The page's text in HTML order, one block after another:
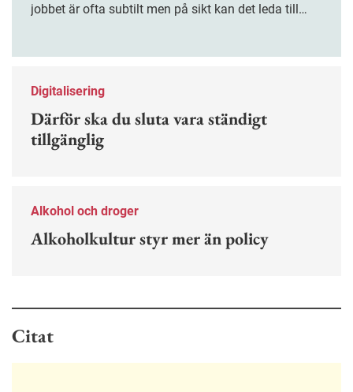
jobbet är ofta subtilt men på sikt kan det leda till
Digitalisering
Därför ska du sluta vara ständigt
tillgänglig
Alkohol och droger
Alkoholkultur styr mer än policy
Citat